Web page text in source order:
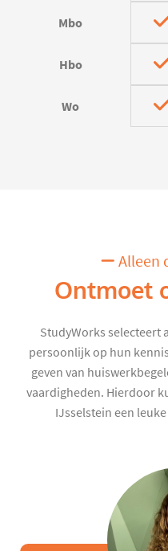
Mbo
Hbo
Wo
Alleen
Ontmoet
StudyWorks selecteert
persoonlijk op hun
geven van
vaardigheden. Hierdoor
IJsselstein een